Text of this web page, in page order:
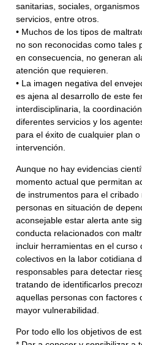
sanitarias, sociales,
servicios, entre otros.
• Muchos de los tipos de
no son reconocidas como tales
en consecuencia, no generan
atención que requieren.
• La imagen negativa del
es ajena al desarrollo de este
interdisciplinaria, la
diferentes servicios y los
para el éxito de cualquier plan
intervención.
Aunque no hay evidencias
momento actual que permitan
de instrumentos para el
personas en situación de
aconsejable estar alerta ante
conducta relacionados con
incluir herramientas en el curso
colectivos en la labor cotidiana
responsables para detectar
tratando de identificarlos
aquellas personas con factores
mayor vulnerabilidad.
Por todo ello los objetivos de